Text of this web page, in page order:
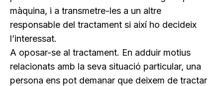
màquina, i a transmetre-les a un altre
responsable del tractament si així ho decideix
l’interessat.
A oposar-se al tractament. En adduir motius
relacionats amb la seva situació particular, una
persona ens pot demanar que deixem de tractar